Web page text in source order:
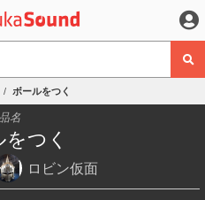
ボールをつく
名
つく
ロビン仮面